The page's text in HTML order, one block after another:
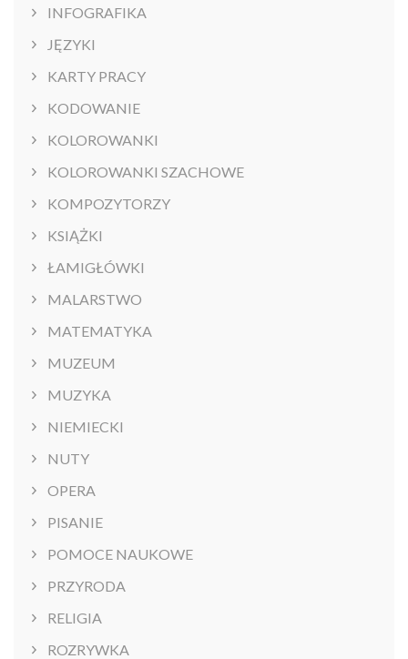
INFOGRAFIKA
JĘZYKI
KARTY PRACY
KODOWANIE
KOLOROWANKI
KOLOROWANKI SZACHOWE
KOMPOZYTORZY
KSIĄŻKI
ŁAMIGŁÓWKI
MALARSTWO
MATEMATYKA
MUZEUM
MUZYKA
NIEMIECKI
NUTY
OPERA
PISANIE
POMOCE NAUKOWE
PRZYRODA
RELIGIA
ROZRYWKA